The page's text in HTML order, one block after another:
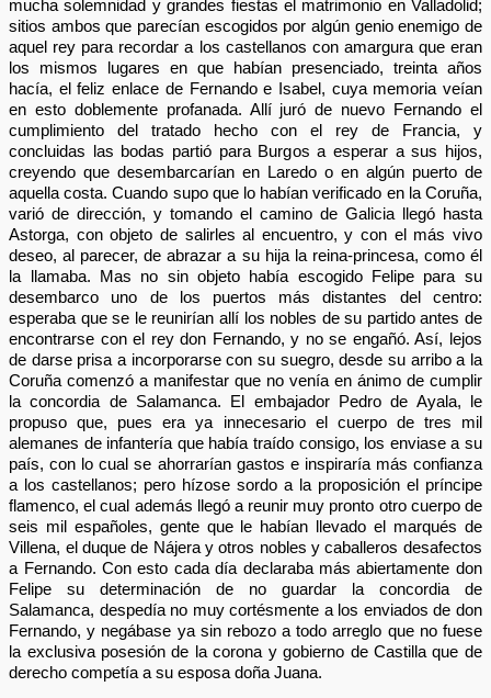
mucha solemnidad y grandes fiestas el matrimonio en Valladolid;
sitios ambos que parecían escogidos por algún genio enemigo de
aquel rey para recordar a los castellanos con amargura que eran
los mismos lugares en que habían presenciado, treinta años
hacía, el feliz enlace de Fernando e Isabel, cuya memoria veían
en esto doblemente profanada. Allí juró de nuevo Fernando el
cumplimiento del tratado hecho con el rey de Francia, y
concluidas las bodas partió para Burgos a esperar a sus hijos,
creyendo que desembarcarían en Laredo o en algún puerto de
aquella costa. Cuando supo que lo habían verificado en la Coruña,
varió de dirección, y tomando el camino de Galicia llegó hasta
Astorga, con objeto de salirles al encuentro, y con el más vivo
deseo, al parecer, de abrazar a su hija la reina-princesa, como él
la llamaba. Mas no sin objeto había escogido Felipe para su
desembarco uno de los puertos más distantes del centro:
esperaba que se le reunirían allí los nobles de su partido antes de
encontrarse con el rey don Fernando, y no se engañó. Así, lejos
de darse prisa a incorporarse con su suegro, desde su arribo a la
Coruña comenzó a manifestar que no venía en ánimo de cumplir
la concordia de Salamanca. El embajador Pedro de Ayala, le
propuso que, pues era ya innecesario el cuerpo de tres mil
alemanes de infantería que había traído consigo, los enviase a su
país, con lo cual se ahorrarían gastos e inspiraría más confianza
a los castellanos; pero hízose sordo a la proposición el príncipe
flamenco, el cual además llegó a reunir muy pronto otro cuerpo de
seis mil españoles, gente que le habían llevado el marqués de
Villena, el duque de Nájera y otros nobles y caballeros desafectos
a Fernando. Con esto cada día declaraba más abiertamente don
Felipe su determinación de no guardar la concordia de
Salamanca, despedía no muy cortésmente a los enviados de don
Fernando, y negábase ya sin rebozo a todo arreglo que no fuese
la exclusiva posesión de la corona y gobierno de Castilla que de
derecho competía a su esposa doña Juana.